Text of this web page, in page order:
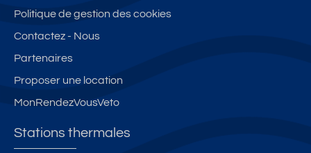
Politique de gestion des cookies
Contactez - Nous
Partenaires
Proposer une location
MonRendezVousVeto
Stations thermales